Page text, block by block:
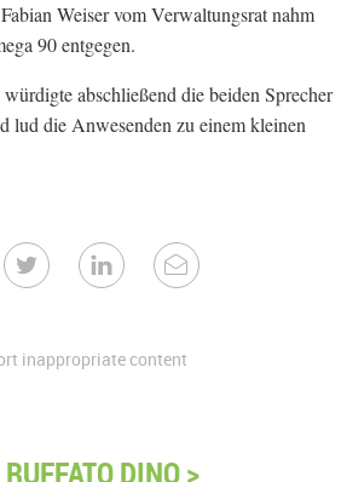
Weiser vom Verwaltungsrat nahm
90 entgegen.
abschließend die beiden Sprecher
lud die Anwesenden zu einem kleinen
inappropriate content
DINO >